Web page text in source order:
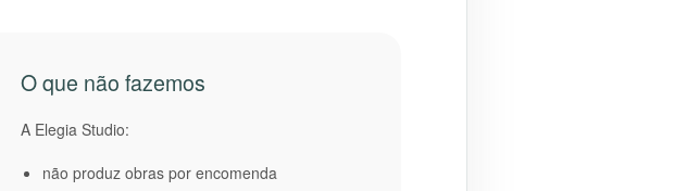
O que não fazemos
A Elegia Studio:
não produz obras por encomenda